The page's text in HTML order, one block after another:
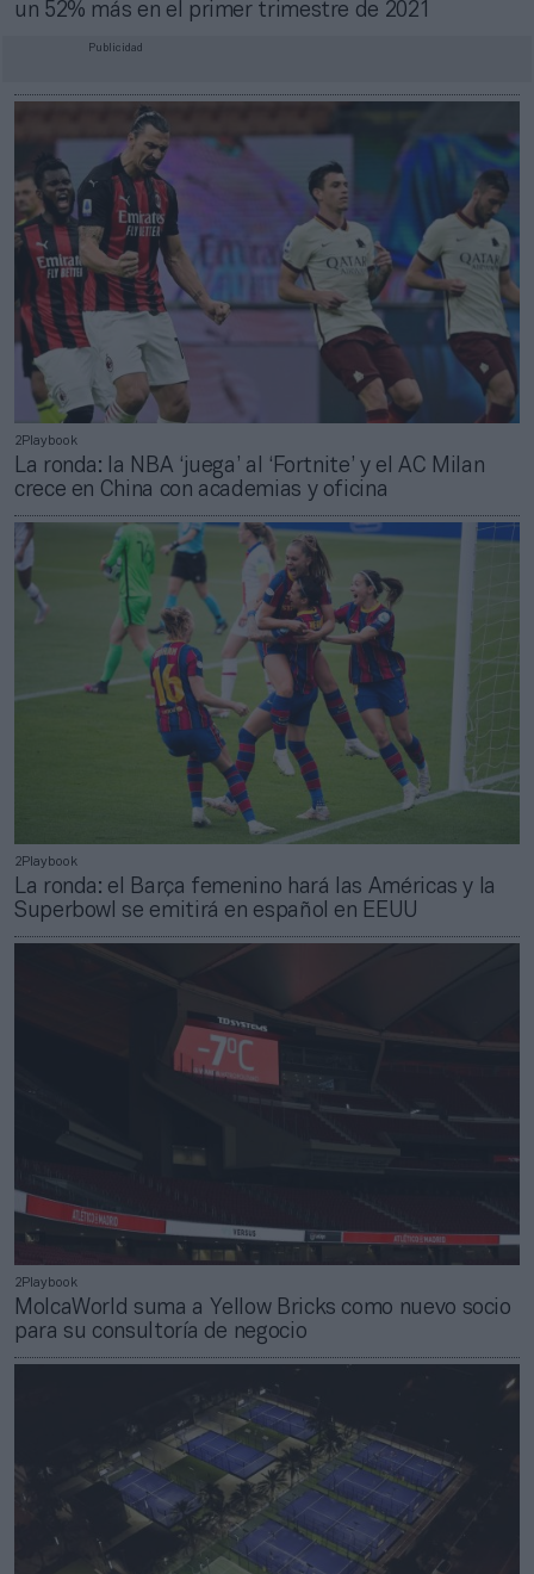
un 52% más en el primer trimestre de 2021
Publicidad
2Playbook
La ronda: la NBA ‘juega’ al ‘Fortnite’ y el AC Milan
crece en China con academias y oficina
2Playbook
La ronda: el Barça femenino hará las Américas y la
Superbowl se emitirá en español en EEUU
2Playbook
MolcaWorld suma a Yellow Bricks como nuevo socio
para su consultoría de negocio